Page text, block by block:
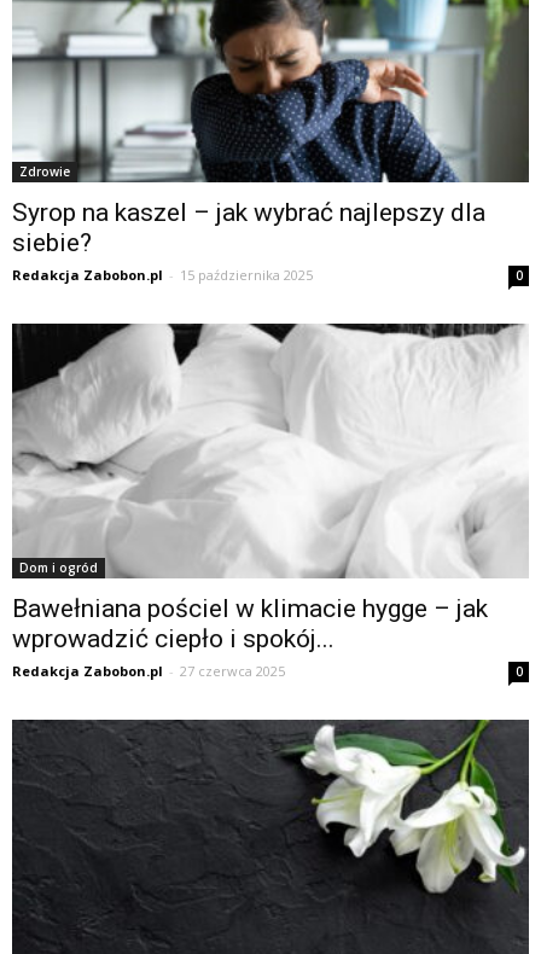
Zdrowie
Syrop na kaszel – jak wybrać najlepszy dla
siebie?
Redakcja Zabobon.pl - 15 października 2025 0
Dom i ogród
Bawełniana pościel w klimacie hygge – jak
wprowadzić ciepło i spokój...
Redakcja Zabobon.pl - 27 czerwca 2025 0